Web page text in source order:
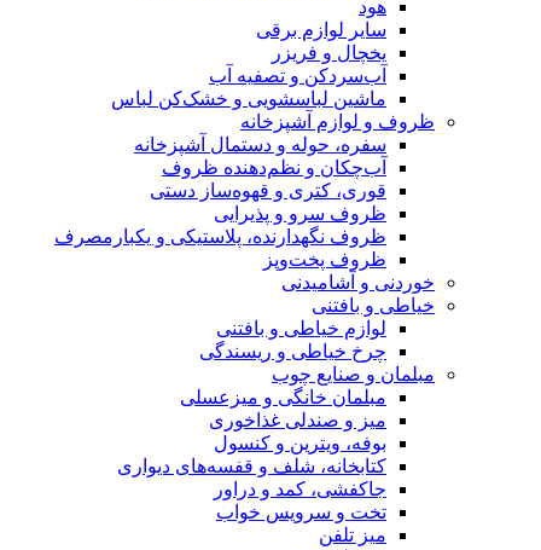
هود
سایر لوازم برقی
یخچال و فریزر
آب‌سردکن و تصفیه آب
ماشین لباسشویی و خشک‌کن لباس
ظروف و لوازم آشپزخانه
سفره، حوله و دستمال آشپزخانه
آب‌چکان و نظم‌دهنده ظروف
قوری، کتری و قهوه‌ساز دستی
ظروف سرو و پذیرایی
ظروف نگهدارنده، پلاستیکی و یکبارمصرف
ظروف پخت‌وپز
خوردنی و آشامیدنی
خیاطی و بافتنی
لوازم خیاطی و بافتنی
چرخ خیاطی و ریسندگی
مبلمان و صنایع چوب
مبلمان خانگی و میزعسلی
میز و صندلی غذاخوری
بوفه، ویترین و کنسول
کتابخانه، شلف و قفسه‌های دیواری
جاکفشی، کمد و دراور
تخت و سرویس خواب
میز تلفن